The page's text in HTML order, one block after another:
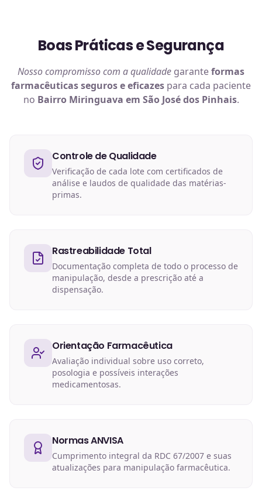
Boas Práticas e Segurança
Nosso compromisso com a qualidade garanteformas
farmacêuticasseguros e eficazes para cada paciente
no Bairro Miringuava em São José dos Pinhais.
Controle de Qualidade
Verificação de cada lote com certificados de
análise e laudos de qualidade das matérias-
primas.
Rastreabilidade Total
Documentação completa de todo o processo de
manipulação, desde a prescrição até a
dispensação.
Orientação Farmacêutica
Avaliação individual sobre uso correto,
posologia e possíveis interações
medicamentosas.
Normas ANVISA
Cumprimento integral da RDC 67/2007 e suas
atualizações para manipulação farmacêutica.